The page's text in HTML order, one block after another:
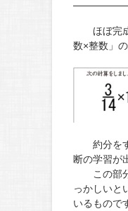
ほぼ完成
数×整数」
約分をす
断の学習が
この部分
っかしいと
いるもので